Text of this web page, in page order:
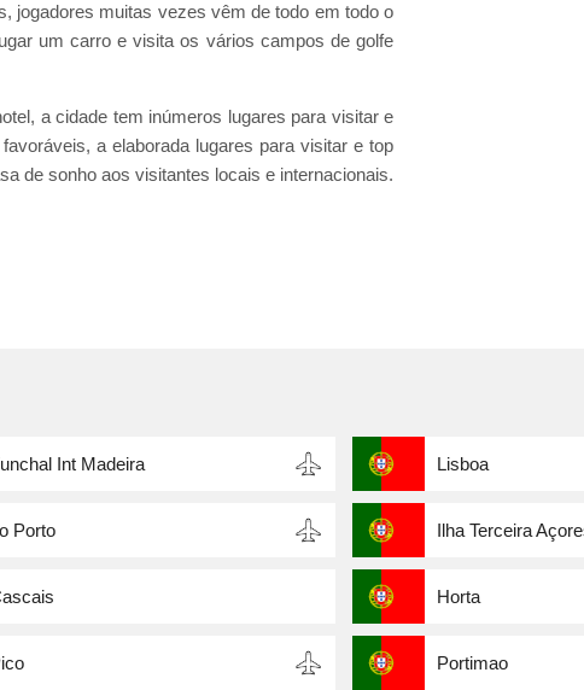
jogadores muitas vezes vêm de todo em todo o
um carro e visita os vários campos de golfe
a cidade tem inúmeros lugares para visitar e
a elaborada lugares para visitar e top
de sonho aos visitantes locais e internacionais.
Int Madeira Lisboa
Porto Ilha Terceira
Horta
Portimao